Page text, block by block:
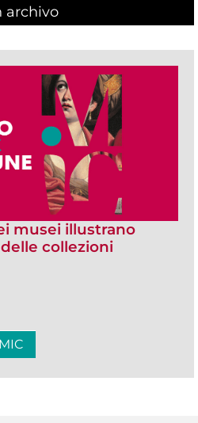
archivo
musei illustrano
collezioni